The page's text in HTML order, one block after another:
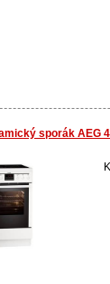
sporák AEG